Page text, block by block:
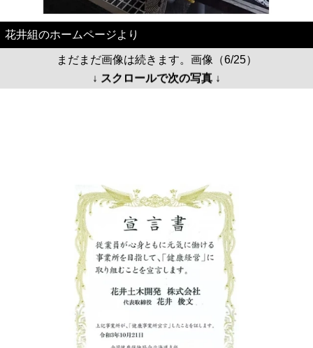
花井組のホームページより
まだまだ画像は続きます。画像（6/25）
↓ スクロールで次の写真 ↓